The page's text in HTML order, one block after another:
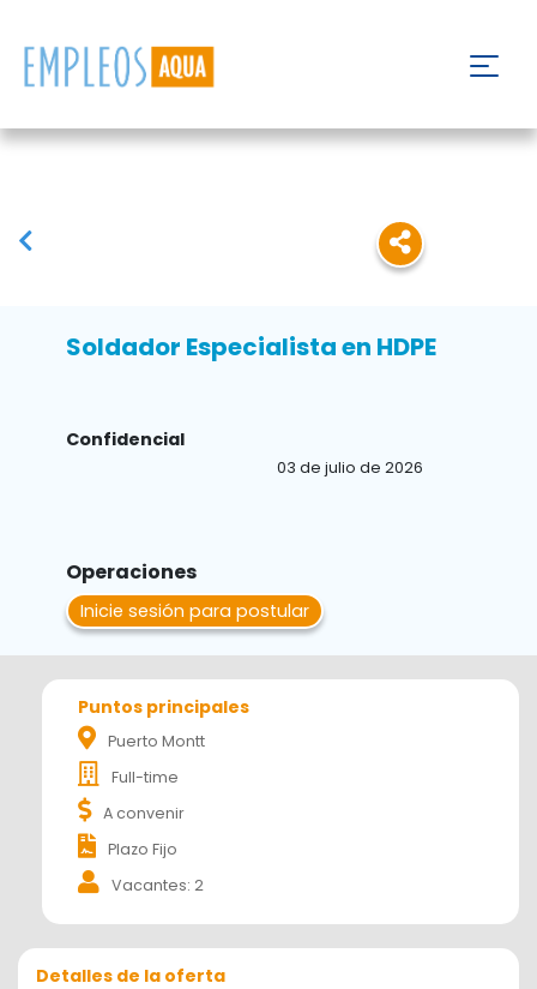
Soldador Especialista en HDPE
Confidencial
03 de julio de 2026
Operaciones
Inicie sesión para postular
Puntos principales
Puerto Montt
Full-time
A convenir
Plazo Fijo
Vacantes: 2
Detalles de la oferta